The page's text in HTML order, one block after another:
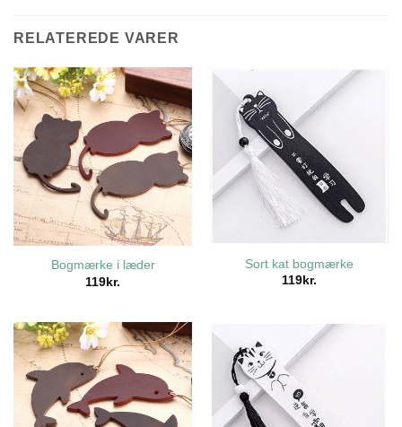
RELATEREDE VARER
Bogmærke i læder
119kr.
Sort kat bogmærke
119 kr.